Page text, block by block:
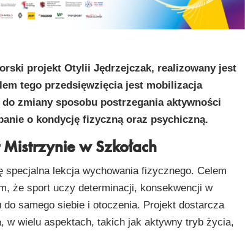
projekt Otylii Jędrzejczak, realizowany jest
tego przedsięwzięcia jest mobilizacja
zmiany sposobu postrzegania aktywności
o kondycję fizyczną oraz psychiczną.
w Szkołach
specjalna lekcja wychowania fizycznego. Celem
że sport uczy determinacji, konsekwencji w
samego siebie i otoczenia. Projekt dostarcza
w wielu aspektach, takich jak aktywny tryb życia,